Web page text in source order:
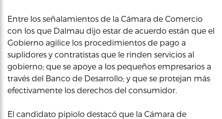
Entre los señalamientos de la Cámara de Comercio
con los que Dalmau dijo estar de acuerdo están que el
Gobierno agilice los procedimientos de pago a
suplidores y contratistas que le rinden servicios al
gobierno; que se apoye a los pequeños empresarios a
través del Banco de Desarrollo; y que se protejan más
efectivamente los derechos del consumidor.
El candidato pipiolo destacó que la Cámara de